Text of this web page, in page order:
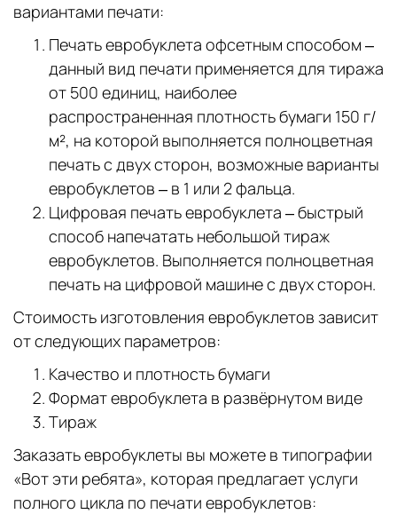
вариантами печати:
Печать евробуклета офсетным способом –
данный вид печати применяется для тиража
от 500 единиц, наиболее
распространенная плотность бумаги 150 г/
м², на которой выполняется полноцветная
печать с двух сторон, возможные варианты
евробуклетов – в 1 или 2 фальца.
Цифровая печать евробуклета – быстрый
способ напечатать небольшой тираж
евробуклетов. Выполняется полноцветная
печать на цифровой машине с двух сторон.
Стоимость изготовления евробуклетов зависит
от следующих параметров:
Качество и плотность бумаги
Формат евробуклета в развёрнутом виде
Тираж
Заказать евробуклеты вы можете в типографии
«Вот эти ребята», которая предлагает услуги
полного цикла по печати евробуклетов: